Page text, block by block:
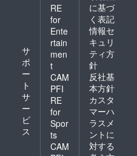
サ
ポ
ー
ト
サ
ー
ビ
ス
RE
for
Ente
rtain
men
t
CAM
PFI
RE
for
Spor
ts
CAM
に基づ
く表記
情報セ
キュリ
ティ方
針
反社基
本方針
カスタ
マーハ
ラスメ
ントに
対する